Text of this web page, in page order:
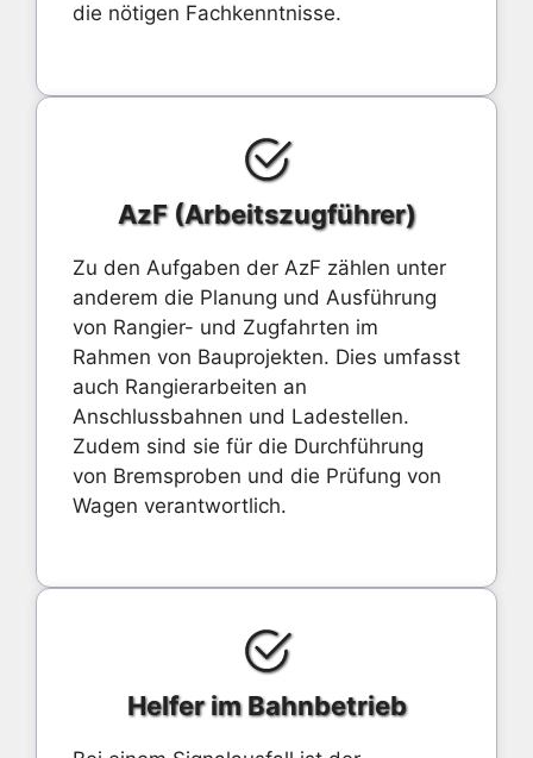
die nötigen Fachkenntnisse.
AzF (Arbeitszugführer)
Zu den Aufgaben der AzF zählen unter
anderem die Planung und Ausführung
von Rangier- und Zugfahrten im
Rahmen von Bauprojekten. Dies umfasst
auch Rangierarbeiten an
Anschlussbahnen und Ladestellen.
Zudem sind sie für die Durchführung
von Bremsproben und die Prüfung von
Wagen verantwortlich.
Helfer im Bahnbetrieb